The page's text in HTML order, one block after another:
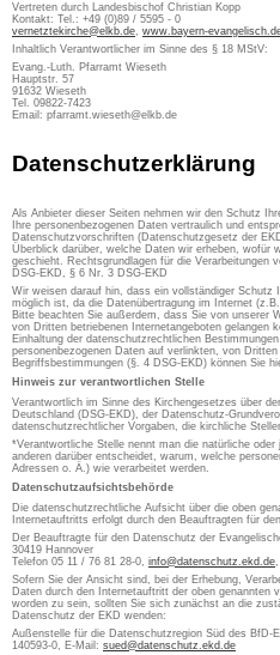
Vertreten durch Landesbischof Christian Kopp
Kontakt: Tel.: +49 (0)89 / 5595 - 0
vernetztekirche@elkb.de, www.bayern-
Inhaltlich Verantwortlicher im Sinne des § 18 MStV:
Evang.-Luth. Pfarramt Wieseth
Hauptstr. 57
91632 Wieseth
Tel. 09822-7423
Email: pfarramt.wieseth@elkb.de
Datenschutzerklärung
Als Anbieter dieser Seiten nehmen wir den Schutz
Ihre personenbezogenen Daten vertraulich und
Datenschutzvorschriften (Datenschutzgesetz der
Überblick darüber, welche Daten wir erheben, wofür
geschieht. Rechtsgrundlagen für die Verarbeitungen
DSG-EKD, § 6 Nr. 3 DSG-EKD
Wir weisen darauf hin, dass ein vollständiger
möglich ist, da die Datenübertragung im Internet
Bitte beachten Sie außerdem, dass Sie von unserer
von Dritten betriebenen Internetangeboten gelangen
Einhaltung der datenschutzrechtlichen
personenbezogenen Daten auf verlinkten, von
Begriffsbestimmungen (§. 4 DSG-EKD) können Sie
Hinweis zur verantwortlichen Stelle
Verantwortlich im Sinne des Kirchengesetzes über
Deutschland (DSG-EKD), der Datenschutz-
datenschutzrechtlicher Vorgaben, die kirchliche
*Verantwortliche Stelle nennt man die natürliche
anderen darüber entscheidet, warum, welche
Adressen o. Ä.) wie verarbeitet werden.
Datenschutzaufsichtsbehörde
Die datenschutzrechtliche Aufsicht über die oben
Internetauftritts erfolgt durch den Beauftragten für
Der Beauftragte für den Datenschutz der
30419 Hannover
Telefon 05 11 / 76 81 28-0, info@datenschutz.ekd.de,
Sofern Sie der Ansicht sind, bei der Erhebung,
Daten durch den Internetauftritt der oben genannten
worden zu sein, sollten Sie sich zunächst an die
Datenschutz der EKD wenden:
Außenstelle für die Datenschutzregion Süd des BfD-
140593-0, E-Mail: sued@datenschutz.ekd.de